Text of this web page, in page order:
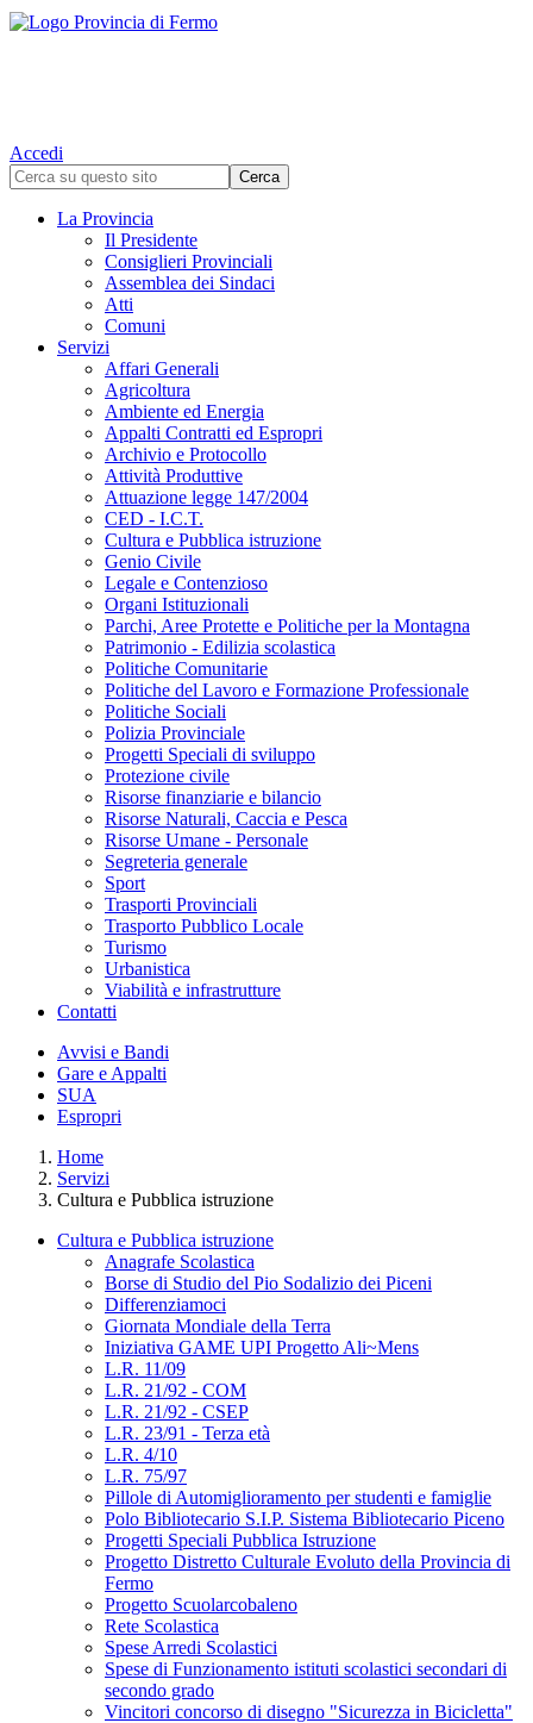
Accedi
La Provincia
Il Presidente
Consiglieri Provinciali
Assemblea dei Sindaci
Atti
Comuni
Servizi
Affari Generali
Agricoltura
Ambiente ed Energia
Appalti Contratti ed Espropri
Archivio e Protocollo
Attività Produttive
Attuazione legge 147/2004
CED - I.C.T.
Cultura e Pubblica istruzione
Genio Civile
Legale e Contenzioso
Organi Istituzionali
Parchi, Aree Protette e Politiche per la Montagna
Patrimonio - Edilizia scolastica
Politiche Comunitarie
Politiche del Lavoro e Formazione Professionale
Politiche Sociali
Polizia Provinciale
Progetti Speciali di sviluppo
Protezione civile
Risorse finanziarie e bilancio
Risorse Naturali, Caccia e Pesca
Risorse Umane - Personale
Segreteria generale
Sport
Trasporti Provinciali
Trasporto Pubblico Locale
Turismo
Urbanistica
Viabilità e infrastrutture
Contatti
Avvisi e Bandi
Gare e Appalti
SUA
Espropri
Home
Servizi
Cultura e Pubblica istruzione
Cultura e Pubblica istruzione
Anagrafe Scolastica
Borse di Studio del Pio Sodalizio dei Piceni
Differenziamoci
Giornata Mondiale della Terra
Iniziativa GAME UPI Progetto Ali~Mens
L.R. 11/09
L.R. 21/92 - COM
L.R. 21/92 - CSEP
L.R. 23/91 - Terza età
L.R. 4/10
L.R. 75/97
Pillole di Automiglioramento per studenti e famiglie
Polo Bibliotecario S.I.P. Sistema Bibliotecario Piceno
Progetti Speciali Pubblica Istruzione
Progetto Distretto Culturale Evoluto della Provincia di
Fermo
Progetto Scuolarcobaleno
Rete Scolastica
Spese Arredi Scolastici
Spese di Funzionamento istituti scolastici secondari di
secondo grado
Vincitori concorso di disegno "Sicurezza in Bicicletta"